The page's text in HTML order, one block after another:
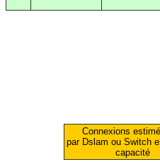
Connexions
par Dslam ou Switch
capacité